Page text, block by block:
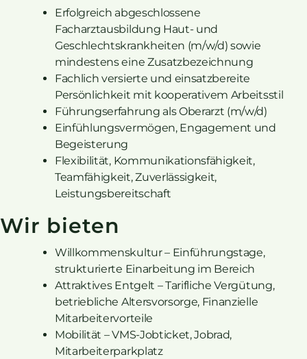
Erfolgreich abgeschlossene
Facharztausbildung Haut- und
Geschlechtskrankheiten (m/w/d) sowie
mindestens eine Zusatzbezeichnung
Fachlich versierte und einsatzbereite
Persönlichkeit mit kooperativem Arbeitsstil
Führungserfahrung als Oberarzt (m/w/d)
Einfühlungsvermögen, Engagement und
Begeisterung
Flexibilität, Kommunikationsfähigkeit,
Teamfähigkeit, Zuverlässigkeit,
Leistungsbereitschaft
Wir bieten
Willkommenskultur – Einführungstage,
strukturierte Einarbeitung im Bereich
Attraktives Entgelt – Tarifliche Vergütung,
betriebliche Altersvorsorge, Finanzielle
Mitarbeitervorteile
Mobilität – VMS-Jobticket, Jobrad,
Mitarbeiterparkplatz